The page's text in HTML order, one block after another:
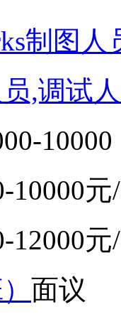
制图人
,调试
10000元
12000元
面议